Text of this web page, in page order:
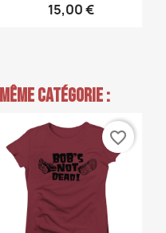
15,00 €
catégorie :
favorite_border